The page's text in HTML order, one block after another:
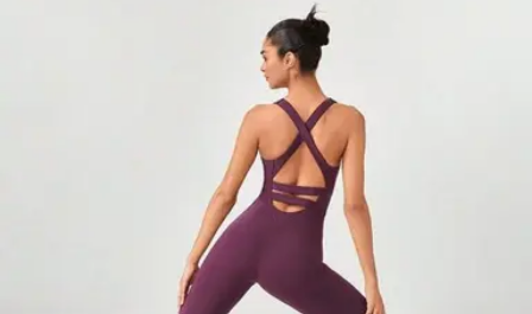
Recursos de Aprendizaje
Métodos de Aprendizaje